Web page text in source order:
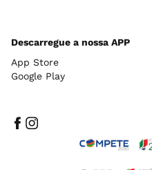
Descarregue a nossa APP
App Store
Google Play
Facebook
Instagram